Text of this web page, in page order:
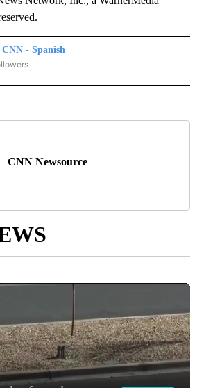
CNN - Spanish
- SPANISH" TO RECEIVE NOTIFICATIONS ABOUT
CNN Newsource